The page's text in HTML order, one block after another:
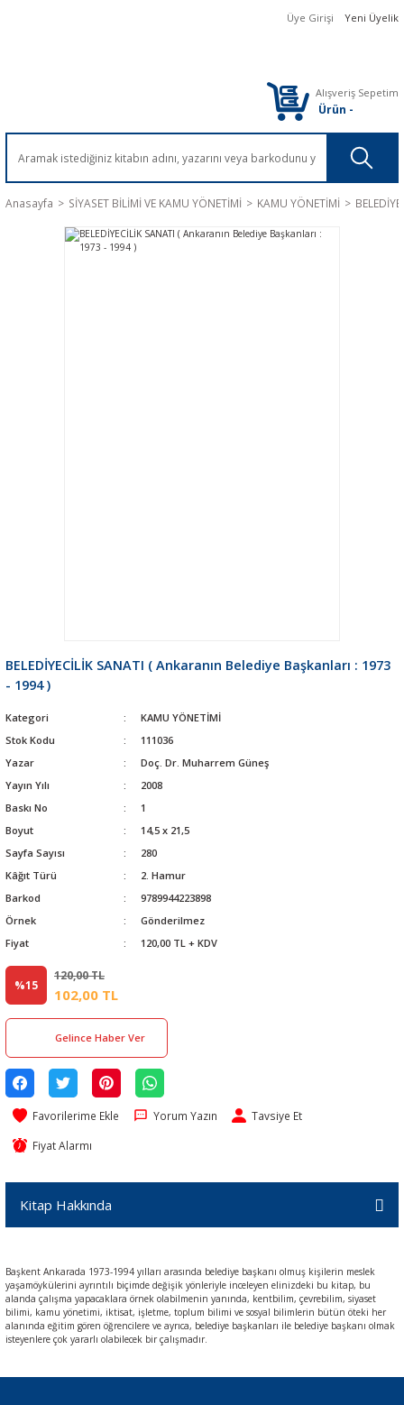
Üye Girişi Yeni Üyelik
Alışveriş Sepetim
Ürün -
Anasayfa SİYASET BİLİMİ VE KAMU YÖNETİMİ KAMU YÖNETİMİ
BELEDİYECİLİK SANATI ( Ankaranın Belediye Başkanları : 1973
- 1994 )
Kategori
KAMU YÖNETİMİ
Stok Kodu
111036
Yazar
Doç. Dr. Muharrem Güneş
Yayın Yılı
2008
Baskı No
1
Boyut
14,5 x 21,5
Sayfa Sayısı
280
Kâğıt Türü
2. Hamur
Barkod
9789944223898
Örnek
Gönderilmez
Fiyat
120,00 TL + KDV
%15
120,00 TL
102,00 TL
Gelince Haber Ver
Yorum Yazın Tavsiye Et
Fiyat Alarmı
Kitap Hakkında
Başkent Ankarada 1973-1994 yılları arasında belediye başkanı olmuş kişilerin meslek
yaşamöykülerini ayrıntılı biçimde değişik yönleriyle inceleyen elinizdeki bu kitap, bu
alanda çalışma yapacaklara örnek olabilmenin yanında, kentbilim, çevrebilim, siyaset
bilimi, kamu yönetimi, iktisat, işletme, toplum bilimi ve sosyal bilimlerin bütün öteki her
alanında eğitim gören öğrencilere ve ayrıca, belediye başkanları ile belediye başkanı olmak
isteyenlere çok yararlı olabilecek bir çalışmadır.